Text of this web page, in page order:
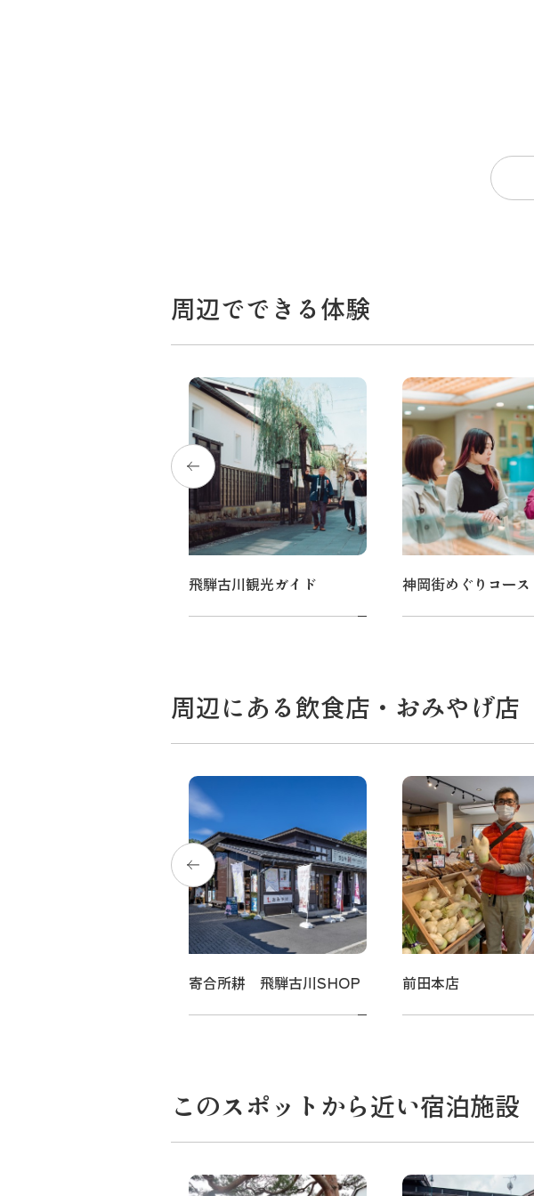
周辺でできる体験
飛騨古川観光ガイド 神岡街めぐりコース
周辺にある飲食店・おみやげ店
寄合所耕 飛騨古川SHOP 前田本店
このスポットから近い宿泊施設